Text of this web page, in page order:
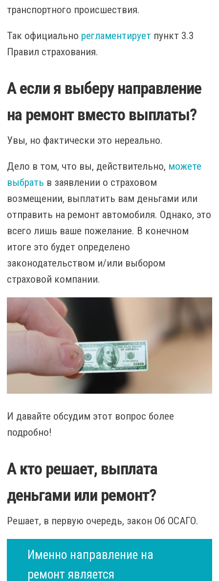
транспортного происшествия.
Так официально регламентирует пункт 3.3
Правил страхования.
А если я выберу направление
на ремонт вместо выплаты?
Увы, но фактически это нереально.
Дело в том, что вы, действительно, можете
выбрать в заявлении о страховом
возмещении, выплатить вам деньгами или
отправить на ремонт автомобиля. Однако, это
всего лишь ваше пожелание. В конечном
итоге это будет определено
законодательством и/или выбором
страховой компании.
И давайте обсудим этот вопрос более
подробно!
А кто решает, выплата
деньгами или ремонт?
Решает, в первую очередь, закон Об ОСАГО.
Именно направление на
ремонт является